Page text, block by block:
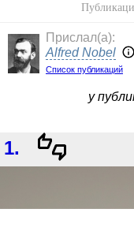
Прислал(a):
Alfred Nobel
Список публикаций
у
1.